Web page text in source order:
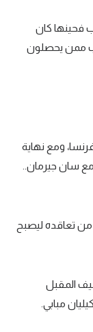
فحينها كان
ممن يحصلون
ومع نهاية
سان جيرمان..
من تعاقده ليصبح
المقبل
مبابي.